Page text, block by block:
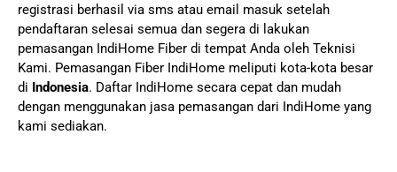
registrasi berhasil via sms atau email masuk setelah
pendaftaran selesai semua dan segera di lakukan
pemasangan IndiHome Fiber di tempat Anda oleh Teknisi
Kami. Pemasangan Fiber IndiHome meliputi kota-kota besar
di Indonesia. Daftar IndiHome secara cepat dan mudah
dengan menggunakan jasa pemasangan dari IndiHome yang
kami sediakan.